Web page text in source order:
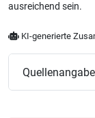
ausreichend sein.
KI-generierte